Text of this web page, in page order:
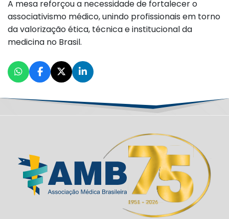
A mesa reforçou a necessidade de fortalecer o
associativismo médico, unindo profissionais em torno
da valorização ética, técnica e institucional da
medicina no Brasil.